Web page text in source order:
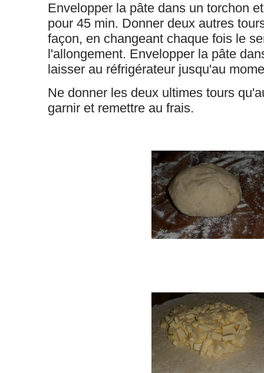
Envelopper la pâte dans un torchon
pour 45 min. Donner deux autres
façon, en changeant chaque fois le
l'allongement. Envelopper la pâte
laisser au réfrigérateur jusqu'au
Ne donner les deux ultimes tours
garnir et remettre au frais.